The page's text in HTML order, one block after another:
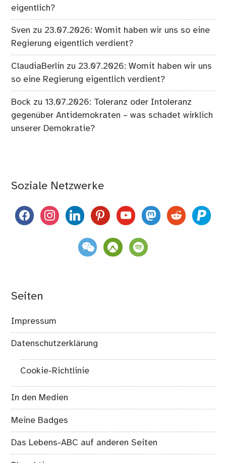
eigentlich?
Sven zu 23.07.2026: Womit haben wir uns so eine
Regierung eigentlich verdient?
ClaudiaBerlin zu 23.07.2026: Womit haben wir uns
so eine Regierung eigentlich verdient?
Bock zu13.07.2026: Toleranz oder Intoleranz
gegenüber Antidemokraten – was schadet wirklich
unserer Demokratie?
Soziale Netzwerke
facebookinstagramlinkedinpinterestyoutubemastodon
reddit paypal
weixin komootspotify
Seiten
Impressum
Datenschutzerklärung
Cookie-Richtlinie
In den Medien
Meine Badges
Das Lebens-ABC auf anderen Seiten